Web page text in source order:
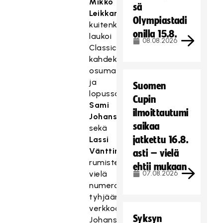
Leikkanen
kuitenkin
laukoi
Classicille
kahdeksannen
osuman,
ja
lopussa
Sami
Johansson
sekä
Lassi
Vänttinen
rumistelivat
vielä
numeroita
tyhjään
verkkoon.
Johansson
sä
Olympiastadi
onilla 15.8.
08.08.2026
Suomen
Cupin
ilmoittautumi
saikaa
jatkettu 16.8.
asti – vielä
ehtii mukaan
07.08.2026
Syksyn